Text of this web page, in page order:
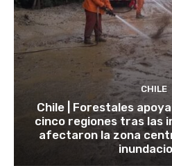
CHILE
Chile | Forestales
cinco regiones tras las
afectaron la zona